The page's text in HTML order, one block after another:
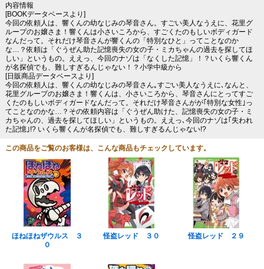
内容情報
[BOOKデータベースより]
今回の依頼人は、響くんの幼なじみの琴音さん。すごい美人なうえに、花里グ
ループのお嬢さま！響くんは小さいころから、すごくたのもしいボディガード
なんだって。それだけ琴音さんが響くんの「特別なひと」ってことなのか
な…？依頼は「ぐうぜん助た記憶喪失の女の子・ミカちゃんの過去を探してほ
しい」というもの。ええっ、今回のナゾは「なくした記憶」！？いくら響くん
が名探偵でも、難しすぎるんじゃない！？小学中級から
[日販商品データベースより]
今回の依頼人は、響くんの幼なじみの琴音さん｡すごい美人なうえに､なんと、
花里グループのお嬢さま！響くんは、小さいころから、琴音さんにとってすご
くたのもしいボディガードなんだって。それだけ琴音さんがが｢特別な女性｣っ
てことなのかな…？その依頼内容は「ぐうぜん助けた、記憶喪失の女の子・ミ
カちゃんの、過去を探してほしい」というもの。ええっ､今回のナゾは｢失われ
た記憶｣!? いくら響くんが名探偵でも、難しすぎるんじゃない!?
この商品をご覧のお客様は、こんな商品もチェックしています。
ほねほねザウルス ３
０
怪盗レッド ３０ 怪盗レッド ２９